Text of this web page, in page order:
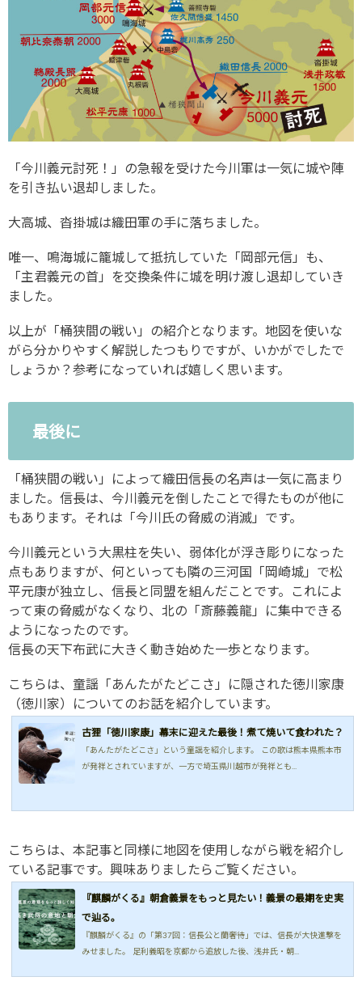
「今川義元討死！」の急報を受けた今川軍は一気に城や陣
を引き払い退却しました。
大高城、沓掛城は織田軍の手に落ちました。
唯一、鳴海城に籠城して抵抗していた「岡部元信」も、
「主君義元の首」を交換条件に城を明け渡し退却していき
ました。
以上が「桶狭間の戦い」の紹介となります。地図を使いな
がら分かりやすく解説したつもりですが、いかがでしたで
しょうか？参考になっていれば嬉しく思います。
最後に
「桶狭間の戦い」によって織田信長の名声は一気に高まり
ました。信長は、今川義元を倒したことで得たものが他に
もあります。それは「今川氏の脅威の消滅」です。
今川義元という大黒柱を失い、弱体化が浮き彫りになった
点もありますが、何といっても隣の三河国「岡崎城」で松
平元康が独立し、信長と同盟を組んだことです。これによ
って東の脅威がなくなり、北の「斎藤義龍」に集中できる
ようになったのです。
信長の天下布武に大きく動き始めた一歩となります。
こちらは、童謡「あんたがたどこさ」に隠された徳川家康
（徳川家）についてのお話を紹介しています。
古狸「徳川家康」幕末に迎えた最後！煮て焼いて食われた？
「あんたがたどこさ」という童謡を紹介します。 この歌は熊本県熊本市
が発祥とされていますが、一方で埼玉県川越市が発祥とも...
こちらは、本記事と同様に地図を使用しながら戦を紹介し
ている記事です。興味ありましたらご覧ください。
『麒麟がくる』朝倉義景をもっと見たい！義景の最期を史実
で辿る。
『麒麟がくる』の「第37回：信長公と蘭奢待」では、信長が大快進撃を
みせました。 足利義昭を京都から追放した後、浅井氏・朝...